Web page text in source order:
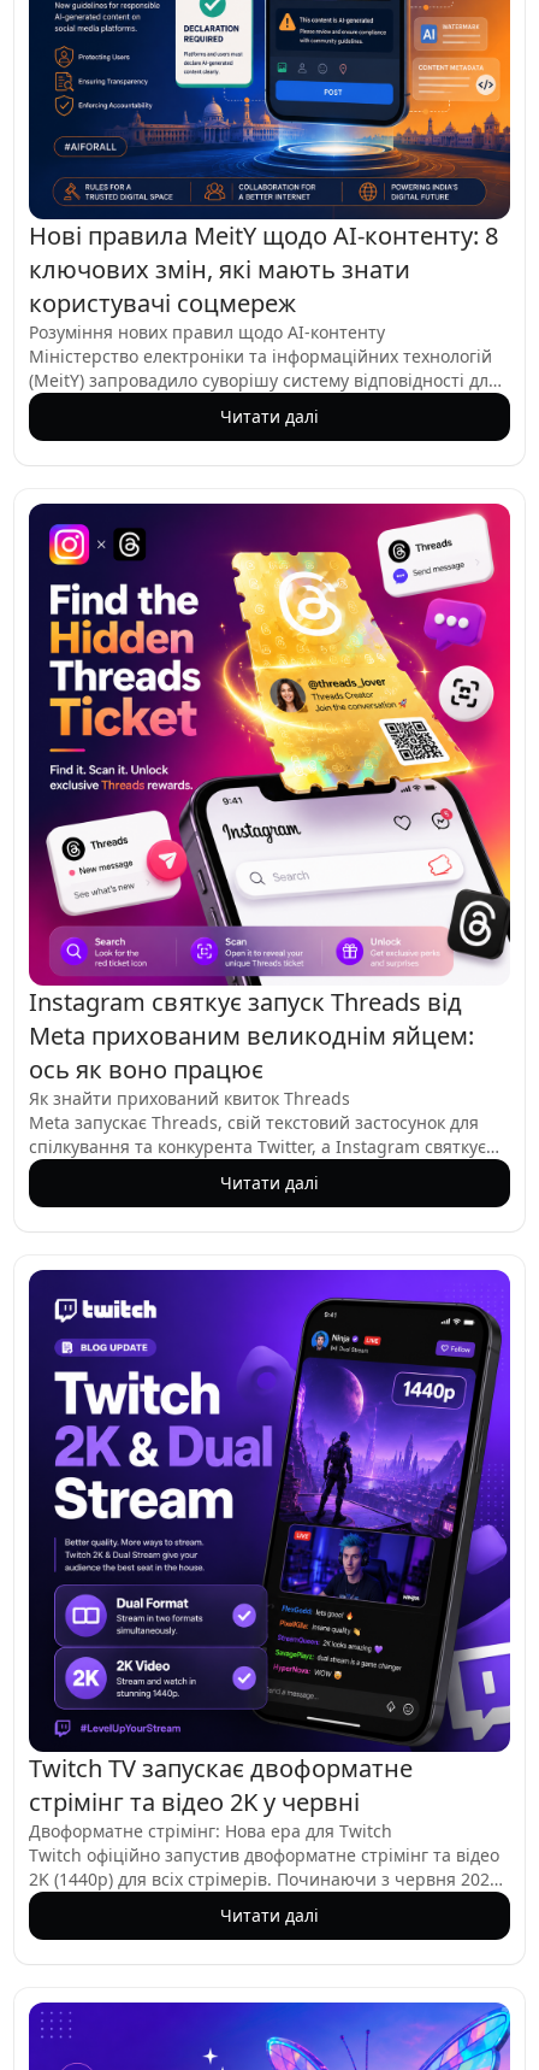
Нові правила MeitY щодо AI-контенту: 8
ключових змін, які мають знати
користувачі соцмереж
Розуміння нових правил щодо AI-контенту
Міністерство електроніки та інформаційних технологій
(MeitY) запровадило суворішу систему відповідності для
AI-генерованого контенту на платформах соціальних
мереж. Ці поправки до IT-правил 2021 року, які
користувачів, так і для технологічних компаній. Ось вісім
ключових змін, які вам потрібно знати.
Читати далі
Instagram святкує запуск Threads від
Meta прихованим великоднім яйцем:
ось як воно працює
Як знайти прихований квиток Threads
Meta запускає Threads, свій текстовий застосунок для
спілкування та конкурента Twitter, а Instagram святкує
це чудовим великоднім яйцем. Якщо ви відкриєте
Instagram і введете "threads" у рядок пошуку, ви
анімацію: обертовий голографічний золотий квиток,
який відчувається як щось із фабрики Віллі Вонки. Це не
просто статичне зображення — це інтерактивний
досвід, який привернув увагу користувачів, які з
нетерпінням чекають на запуск застосунку.
Читати далі
Twitch TV запускає двоформатне
стрімінг та відео 2K у червні
Двоформатне стрімінг: Нова ера для Twitch
Twitch офіційно запустив двоформатне стрімінг та відео
2K (1440p) для всіх стрімерів. Починаючи з червня 2026
року, кожен творець на платформі може стрімити у
двоформатному режимі, а партнери та афіліати
завдяки технології Enhanced Broadcasting.
Читати далі